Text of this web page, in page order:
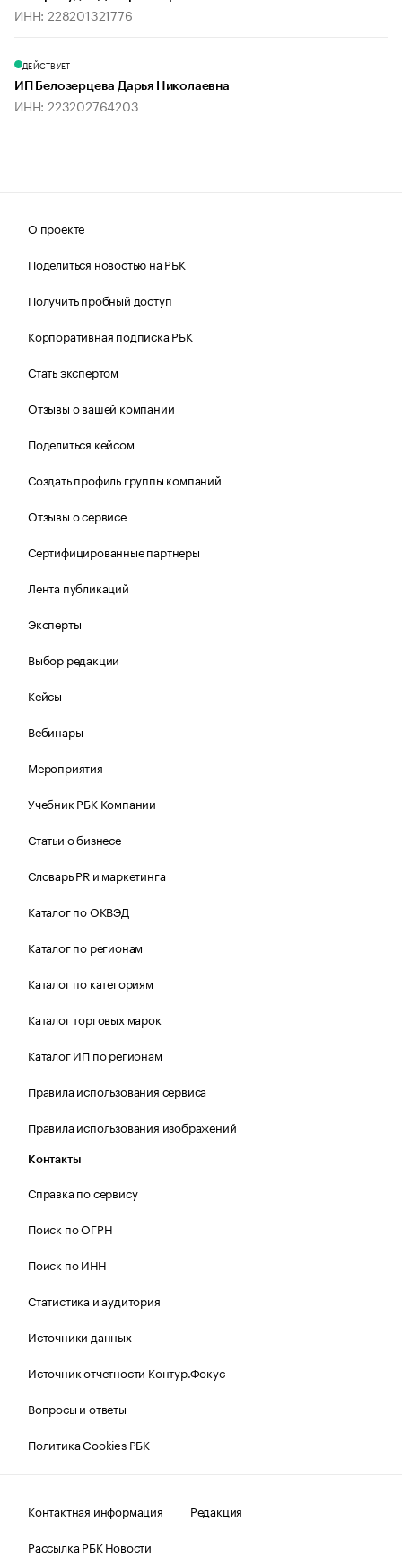
ИНН: 228201321776
ДЕЙСТВУЕТ
ИП Белозерцева Дарья Николаевна
ИНН: 223202764203
О проекте
Поделиться новостью на РБК
Получить пробный доступ
Корпоративная подписка РБК
Стать экспертом
Отзывы о вашей компании
Поделиться кейсом
Создать профиль группы компаний
Отзывы о сервисе
Сертифицированные партнеры
Лента публикаций
Эксперты
Выбор редакции
Кейсы
Вебинары
Мероприятия
Учебник РБК Компании
Статьи о бизнесе
Словарь PR и маркетинга
Каталог по ОКВЭД
Каталог по регионам
Каталог по категориям
Каталог торговых марок
Каталог ИП по регионам
Правила использования сервиса
Правила использования изображений
Контакты
Справка по сервису
Поиск по ОГРН
Поиск по ИНН
Статистика и аудитория
Источники данных
Источник отчетности Контур.Фокус
Вопросы и ответы
Политика Cookies РБК
Контактная информация
Редакция
Рассылка РБК Новости